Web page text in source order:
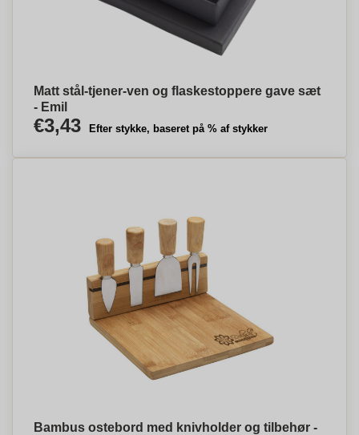
Matt stål-tjener-ven og flaskestoppere gave sæt
- Emil
€3,43 Efter stykke, baseret på % af stykker
Bambus ostebord med knivholder og tilbehør -